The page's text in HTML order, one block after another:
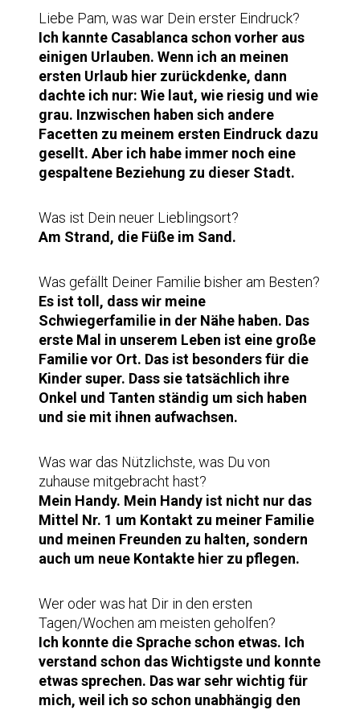
Liebe Pam, was war Dein erster Eindruck?
Ich kannte Casablanca schon vorher aus
einigen Urlauben. Wenn ich an meinen
ersten Urlaub hier zurückdenke, dann
dachte ich nur: Wie laut, wie riesig und wie
grau. Inzwischen haben sich andere
Facetten zu meinem ersten Eindruck dazu
gesellt. Aber ich habe immer noch eine
gespaltene Beziehung zu dieser Stadt.
Was ist Dein neuer Lieblingsort?
Am Strand, die Füße im Sand.
Was gefällt Deiner Familie bisher am Besten?
Es ist toll, dass wir meine
Schwiegerfamilie in der Nähe haben. Das
erste Mal in unserem Leben ist eine große
Familie vor Ort. Das ist besonders für die
Kinder super. Dass sie tatsächlich ihre
Onkel und Tanten ständig um sich haben
und sie mit ihnen aufwachsen.
Was war das Nützlichste, was Du von
zuhause mitgebracht hast?
Mein Handy. Mein Handy ist nicht nur das
Mittel Nr. 1 um Kontakt zu meiner Familie
und meinen Freunden zu halten, sondern
auch um neue Kontakte hier zu pflegen.
Wer oder was hat Dir in den ersten
Tagen/Wochen am meisten geholfen?
Ich konnte die Sprache schon etwas. Ich
verstand schon das Wichtigste und konnte
etwas sprechen. Das war sehr wichtig für
mich, weil ich so schon unabhängig den